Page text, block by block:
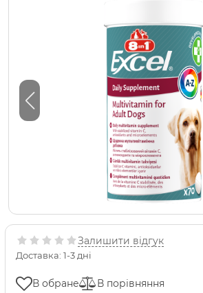
Залишити відгук
Доставка: 1-3 дні
В обране В порівняння